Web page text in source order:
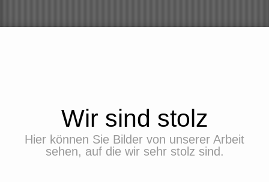
Wir sind stolz
Hier können Sie Bilder von unserer Arbeit
sehen, auf die wir sehr stolz sind.